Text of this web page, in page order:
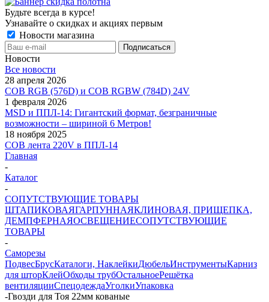
Будьте всегда в курсе!
Узнавайте о скидках и акциях первым
Новости магазина
Новости
Все новости
28 апреля 2026
COB RGB (576D) и COB RGBW (784D) 24V
1 февраля 2026
MSD и ППЛ-14: Гигантский формат, безграничные
возможности – шириной 6 Метров!
18 ноября 2025
COB лента 220V в ППЛ-14
Главная
-
Каталог
-
СОПУТСТВУЮЩИЕ ТОВАРЫ
ШТАПИКОВАЯГАРПУННАЯКЛИНОВАЯ, ПРИЩЕПКА,
ДЕМПФЕРНАЯОСВЕЩЕНИЕСОПУТСТВУЮЩИЕ
ТОВАРЫ
-
Саморезы
ПодвесБрусКаталоги, НаклейкиДюбельИнструментыКарниз
для шторКлейОбходы трубОстальноеРешётка
вентиляцииСпецодеждаУголкиУпаковка
-Гвозди для Тоя 22мм кованые